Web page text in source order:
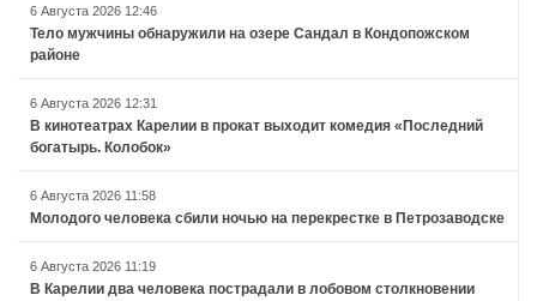
6 Августа 2026 12:46
Тело мужчины обнаружили на озере Сандал в Кондопожском
районе
6 Августа 2026 12:31
В кинотеатрах Карелии в прокат выходит комедия «Последний
богатырь. Колобок»
6 Августа 2026 11:58
Молодого человека сбили ночью на перекрестке в Петрозаводске
6 Августа 2026 11:19
В Карелии два человека пострадали в лобовом столкновении